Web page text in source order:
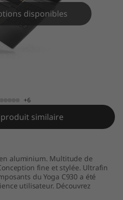
disponibles
+6
similaire
aluminium. Multitude de
fine et stylée. Ultrafin
du Yoga C930 a été
utilisateur. Découvrez